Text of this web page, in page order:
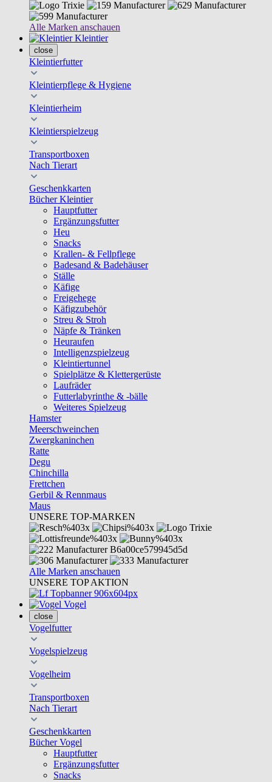
Alle Marken anschauen
Kleintier
close
Kleintierfutter
Kleintierpflege & Hygiene
Kleintierheim
Kleintierspielzeug
Transportboxen
Nach Tierart
Geschenkkarten
Bücher Kleintier
Hauptfutter
Ergänzungsfutter
Heu
Snacks
Krallen- & Fellpflege
Badesand & Badehäuser
Ställe
Käfige
Freigehege
Käfigzubehör
Streu & Stroh
Näpfe & Tränken
Heuraufen
Intelligenzspielzeug
Kleintiertunnel
Spielplätze & Klettergerüste
Laufräder
Futterlabyrinthe & -bälle
Weiteres Spielzeug
Hamster
Meerschweinchen
Zwergkaninchen
Ratte
Degu
Chinchilla
Frettchen
Gerbil & Rennmaus
Maus
UNSERE TOP-MARKEN
Alle Marken anschauen
UNSERE TOP AKTION
Vogel
close
Vogelfutter
Vogelspielzeug
Vogelheim
Transportboxen
Nach Tierart
Geschenkkarten
Bücher Vogel
Hauptfutter
Ergänzungsfutter
Snacks